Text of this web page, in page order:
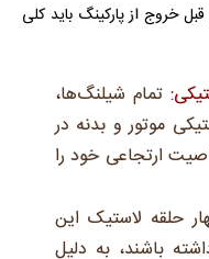
خروج از پارکینگ باید کلی
تمام شیلنگ‌ها،
موتور و بدنه در
ارتجاعی خود را
حلقه لاستیک این
درصد آج داشته باشند، به دلیل